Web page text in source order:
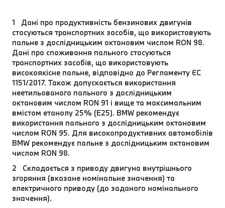
1 Дані про продуктивність бензинових двигунів
стосуються транспортних засобів, що використовують
пальне з дослідницьким октановим числом RON 98.
Дані про споживання пального стосуються
транспортних засобів, що використовують
високоякісне пальне, відповідно до Регламенту ЄС
1151/2017. Також допускається використання
неетильованого пального з дослідницьким
октановим числом RON 91 і вище та максимальним
вмістом етанолу 25% (E25). BMW рекомендує
використання пального з дослідницьким октановим
числом RON 95. Для високопродуктивних автомобілів
BMW рекомендує пальне з дослідницьким октановим
числом RON 98.
2 Складається з приводу двигуна внутрішнього
згоряння (вказане номінальне значення) та
електричного приводу (до заданого номінального
значення).